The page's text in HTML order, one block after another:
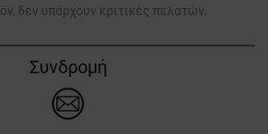
δεν υπάρχουν κριτικές πελατών.
Συνδρομή